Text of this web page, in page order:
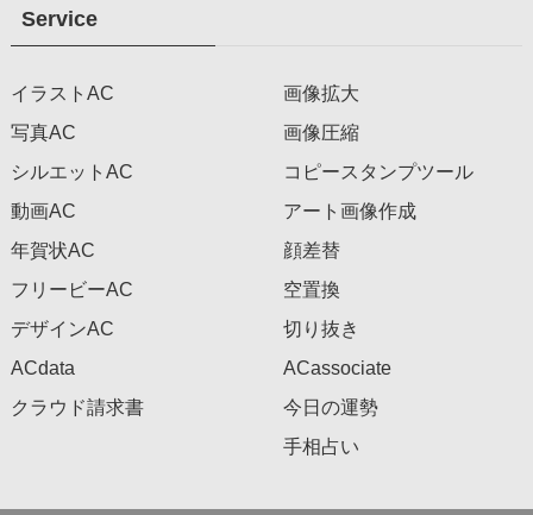
Service
イラストAC
写真AC
シルエットAC
動画AC
年賀状AC
フリービーAC
デザインAC
ACdata
クラウド請求書
画像拡大
画像圧縮
コピースタンプツール
アート画像作成
顔差替
空置換
切り抜き
ACassociate
今日の運勢
手相占い